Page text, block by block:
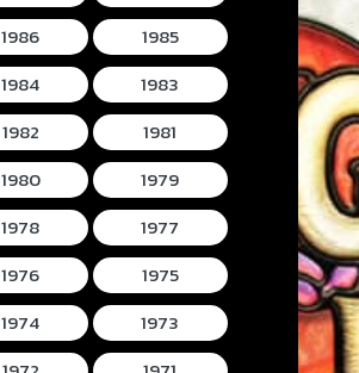
1986
1985
1984
1983
1982
1981
1980
1979
1978
1977
1976
1975
1974
1973